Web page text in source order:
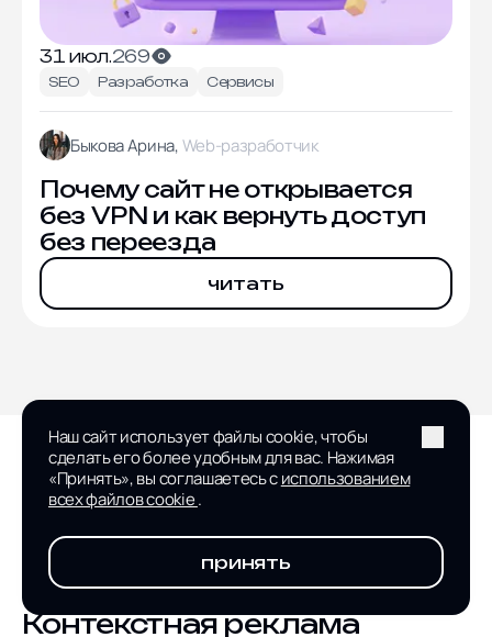
31 июл.269
SEO Разработка Сервисы
Быкова Арина,Web-разработчик
Почему сайт не открывается
без VPN и как вернуть доступ
без переезда
читать
НАПРАВЛЕНИЯ
UX/UI дизайн
WEB разработка
Интеграция
Контекстная реклама
Наш сайт использует файлы cookie, чтобы
сделать его более удобным для вас. Нажимая
«Принять», вы соглашаетесь сиспользованием
всех файлов cookie.
принять